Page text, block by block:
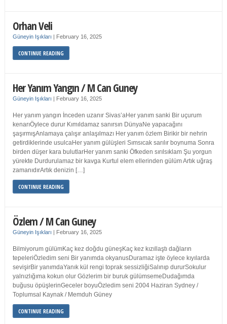
Orhan Veli
Güneyin Işıkları | February 16, 2025
CONTINUE READING
Her Yanım Yangın / M Can Guney
Güneyin Işıkları | February 16, 2025
Her yanım yangın İnceden uzanır Sivas’aHer yanım sanki Bir uçurum
kenarıÖylece durur Kımıldamaz sanırsın DünyaNe yapacağını
şaşırmışAnlamaya çalışır anlaşılmazı Her yanım özlem Birikir bir nehrin
getirdiklerinde usulcaHer yanım gülüşleri Sımsıcak sarılır boynuma Sonra
birden düşer kara bulutlarHer yanım sanki Öfkeden sırılsıklam Şu yorgun
yürekte Durdurulamaz bir kavga Kurtul elem ellerinden gülüm Artık uğraş
zamanıdırArtık denizin […]
CONTINUE READING
Özlem / M Can Guney
Güneyin Işıkları | February 16, 2025
Bilmiyorum gülümKaç kez doğdu güneşKaç kez kızıllaştı dağların
tepeleriÖzledim seni Bir yanımda okyanusDuramaz işte öylece kıyılarda
sevişirBir yanımdaYanık kül rengi toprak sessizliğiSalınıp dururSokulur
yalnızlığıma kokun olur Gözlerim bir buruk gülümsemeDudağımda
buğusu öpüşlerinGeceler boyuÖzledim seni 2004 Haziran Sydney /
Toplumsal Kaynak / Memduh Güney
CONTINUE READING